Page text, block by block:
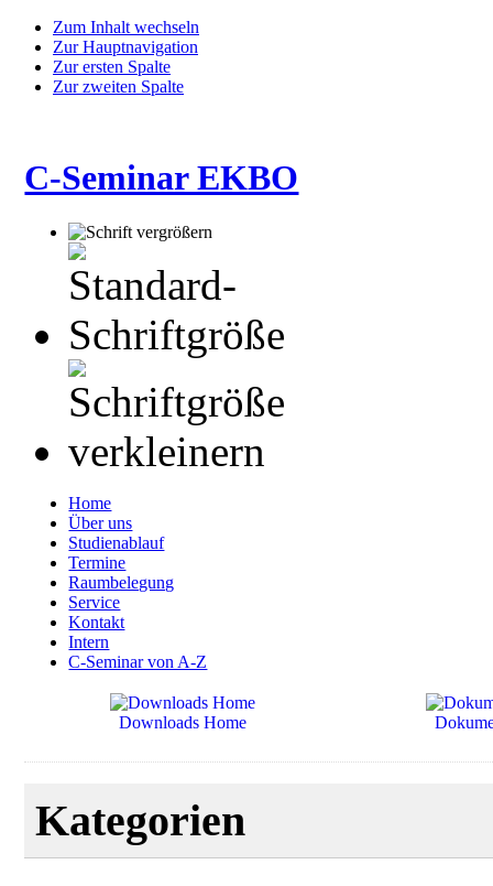
Zum Inhalt wechseln
Zur Hauptnavigation
Zur ersten Spalte
Zur zweiten Spalte
C-Seminar EKBO
Home
Über uns
Studienablauf
Termine
Raumbelegung
Service
Kontakt
Intern
C-Seminar von A-Z
Downloads Home
Kategorien